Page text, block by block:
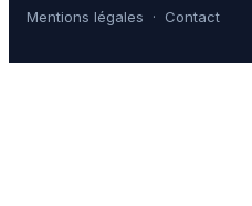
Mentions légales · Contact